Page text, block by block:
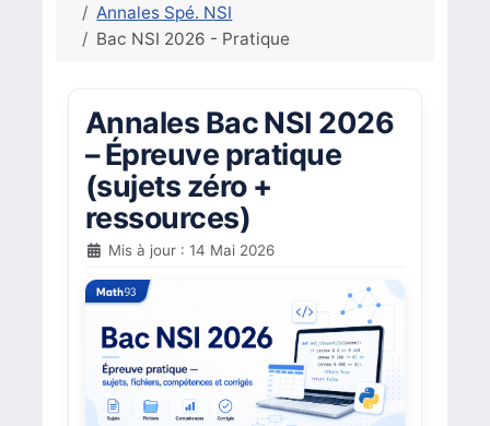
Annales Spé. NSI
Bac NSI 2026 - Pratique
Annales Bac NSI 2026
– Épreuve pratique
(sujets zéro +
ressources)
Mis à jour : 14 Mai 2026